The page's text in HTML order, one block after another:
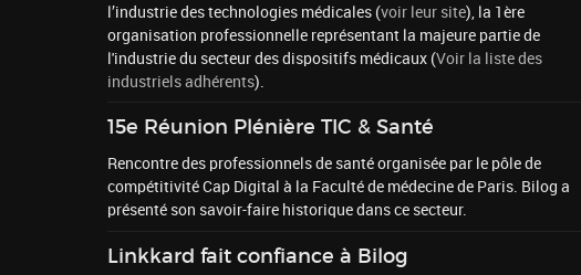
l’industrie des technologies médicales (voir leur site), la 1ère
organisation professionnelle représentant la majeure partie de
l'industrie du secteur des dispositifs médicaux (Voir la liste des
industriels adhérents).
15e Réunion Plénière TIC & Santé
Rencontre des professionnels de santé organisée par le pôle de
compétitivité Cap Digital à la Faculté de médecine de Paris. Bilog a
présenté son savoir-faire historique dans ce secteur.
Linkkard fait confiance à Bilog